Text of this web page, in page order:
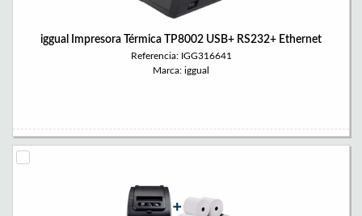
iggual Impresora Térmica TP8002 USB+ RS232+ Ethernet
Referencia: IGG316641
Marca: iggual